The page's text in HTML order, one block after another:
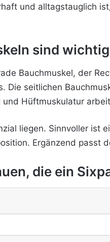
und alltagstauglich
sind
Bauchmuskel, der
Die seitlichen
Hüftmuskulatur
liegen. Sinnvoller ist
Ergänzend passt
die ein